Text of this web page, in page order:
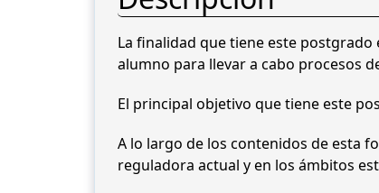
La finalidad que tiene este
alumno para llevar a cabo procesos
El principal objetivo que tiene este
A lo largo de los contenidos de esta
reguladora actual y en los ámbitos